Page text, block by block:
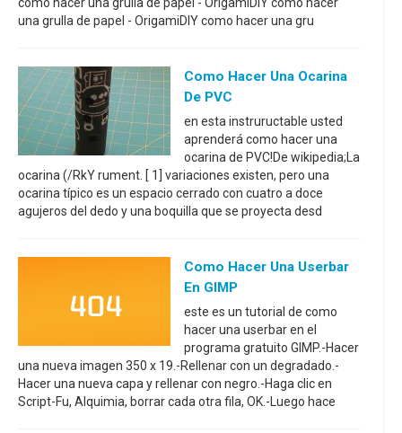
una grulla de papel - OrigamiDIY como hacer una gru
Como Hacer Una Ocarina
De PVC
en esta instruructable usted
aprenderá como hacer una
ocarina de PVC!De wikipedia;La
ocarina (/RkY rument. [ 1] variaciones existen, pero una
ocarina típico es un espacio cerrado con cuatro a doce
agujeros del dedo y una boquilla que se proyecta desd
Como Hacer Una Userbar
En GIMP
este es un tutorial de como
hacer una userbar en el
programa gratuito GIMP.-Hacer
una nueva imagen 350 x 19.-Rellenar con un degradado.-
Hacer una nueva capa y rellenar con negro.-Haga clic en
Script-Fu, Alquimia, borrar cada otra fila, OK.-Luego hace